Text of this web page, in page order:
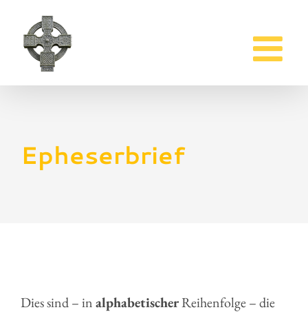
Inhalt
springen
Epheserbrief
Dies sind – inalphabetischerReihenfolge – die